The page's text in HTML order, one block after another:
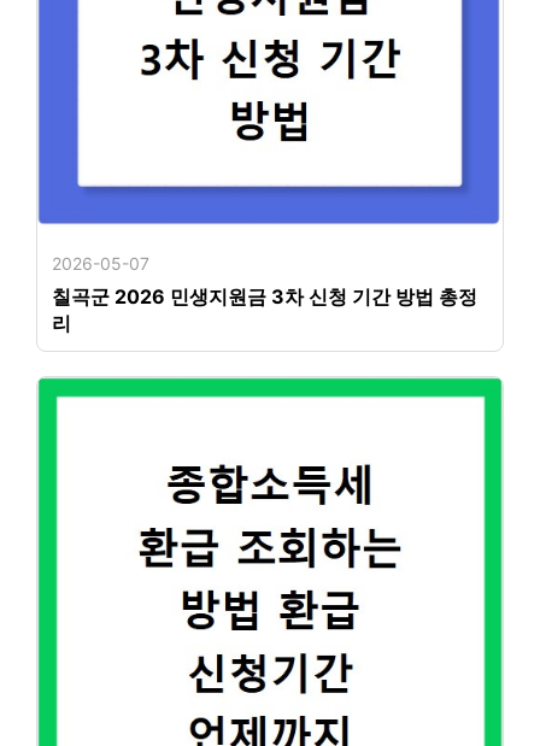
2026-05-07
칠곡군 2026 민생지원금 3차 신청 기간 방법 총정
리